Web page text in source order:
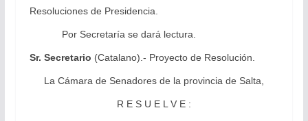
Resoluciones de Presidencia.
Por Secretaría se dará lectura.
Sr. Secretario (Catalano).- Proyecto de Resolución.
La Cámarade Senadores de la provincia de Salta,
R E S U E L V E :